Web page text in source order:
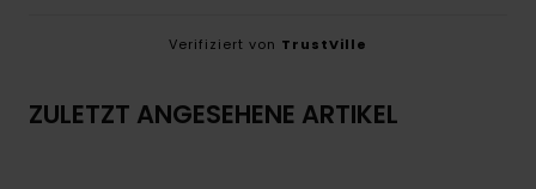
Verifiziert von TrustVille
ZULETZT ANGESEHENE ARTIKEL